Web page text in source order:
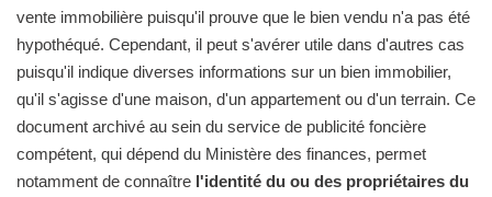
vente immobilière puisqu'il prouve que le bien vendu n'a pas été
hypothéqué. Cependant, il peut s'avérer utile dans d'autres cas
puisqu'il indique diverses informations sur un bien immobilier,
qu'il s'agisse d'une maison, d'un appartement ou d'un terrain. Ce
document archivé au sein du service de publicité foncière
compétent, qui dépend du Ministère des finances, permet
notamment de connaître l'identité du ou des propriétaires du